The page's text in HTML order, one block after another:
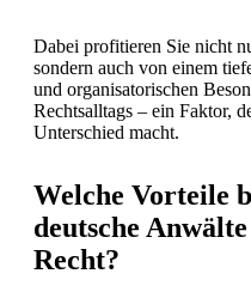
Dabei profitieren Sie nicht
sondern auch von einem
und organisatorischen
Rechtsalltags – ein Faktor,
Unterschied macht.
Welche Vorteile
deutsche
Recht?